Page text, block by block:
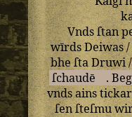
Vndsſtan
wīrds Deiwas
bheſta Druwi
ſchaudē
.
vndsains
ſenſteſmu